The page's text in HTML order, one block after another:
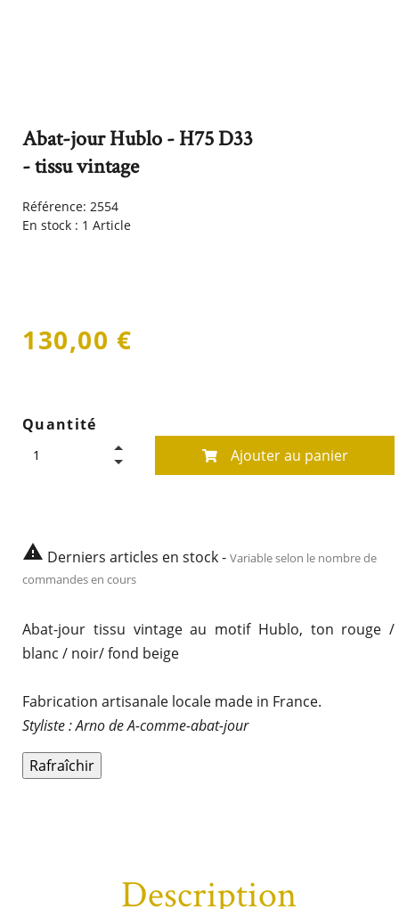
Abat-jour Hublo - H75 D33
- tissu vintage
Référence: 2554
En stock : 1 Article
130,00 €
Quantité
Ajouter au panier
 Derniers articles en stock - Variable selon le nombre de
commandes en cours
Abat-jour tissu vintageau motif Hublo, ton rouge /
blanc / noir/ fond beige
Fabrication artisanale locale made in France.
Styliste : Arno de A-comme-abat-jour
Description